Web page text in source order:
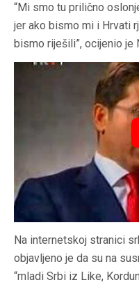
“Mi smo tu prilično
jer ako bismo mi i Hrvati
bismo riješili”, ocijenio je
Na internetskoj stranici
objavljeno je da su na
“mladi Srbi iz Like,